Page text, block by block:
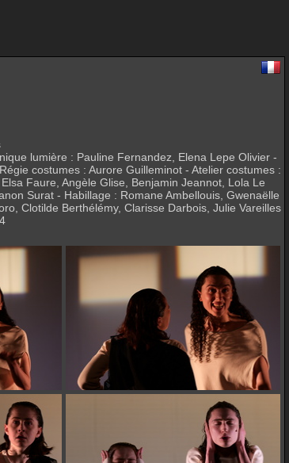
lumière : Pauline Fernandez, Elena Lepe Olivier -
costumes : Aurore Guilleminot - Atelier costumes :
Faure, Angèle Glise, Benjamin Jeannot, Lola Le
Surat - Habillage : Romane Ambellouis, Gwenaëlle
Clotilde Berthélémy, Clarisse Darbois, Julie Vareilles